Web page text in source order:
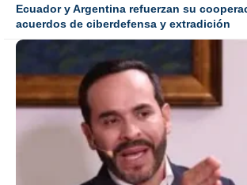
Ecuador y Argentina refuerzan su
acuerdos de ciberdefensa y extradición